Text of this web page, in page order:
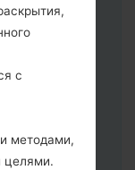
с
методами,
целями.